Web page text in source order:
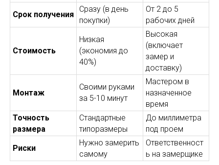
Срок получения
Сразу (в день
покупки)
От 2 до 5
рабочих дней
Стоимость
Низкая
(экономия до
40%)
Высокая
(включает
замер и
доставку)
Монтаж
Своими руками
за 5-10 минут
Мастером в
назначенное
время
Точность
размера
Стандартные
типоразмеры
До миллиметра
под проем
Риски
Нужно замерить
самому
Ответственност
ь на замерщике